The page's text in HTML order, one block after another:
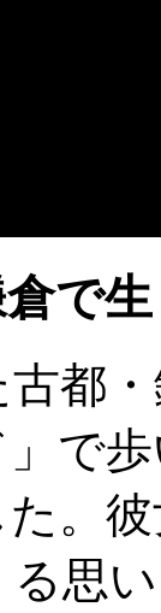
倉で
都
」で
。
思